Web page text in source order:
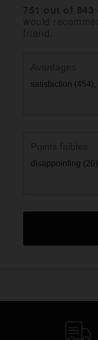
satisfaction (454),
disappointing (20),